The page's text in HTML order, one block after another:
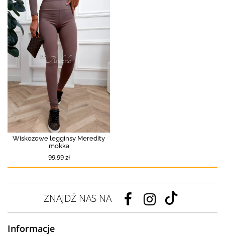
Wiskozowe legginsy Meredity
mokka
99,99 zł
ZNAJDŹ NAS NA
Informacje